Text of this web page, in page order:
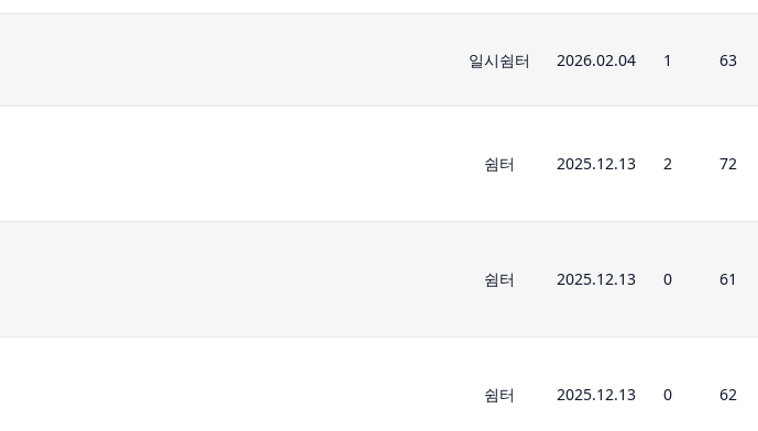
일시쉼터 2026.02.04 1 63
쉼터 2025.12.13 2 72
쉼터 2025.12.13 0 61
쉼터 2025.12.13 0 62